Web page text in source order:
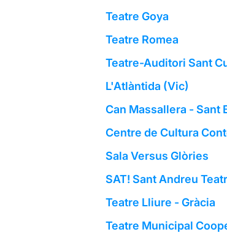
Teatre Goya
Teatre Romea
Teatre-Auditori Sant
L'Atlàntida (Vic)
Can Massallera - Sant
Centre de Cultura
Sala Versus Glòries
SAT! Sant Andreu
Teatre Lliure - Gràcia
Teatre Municipal